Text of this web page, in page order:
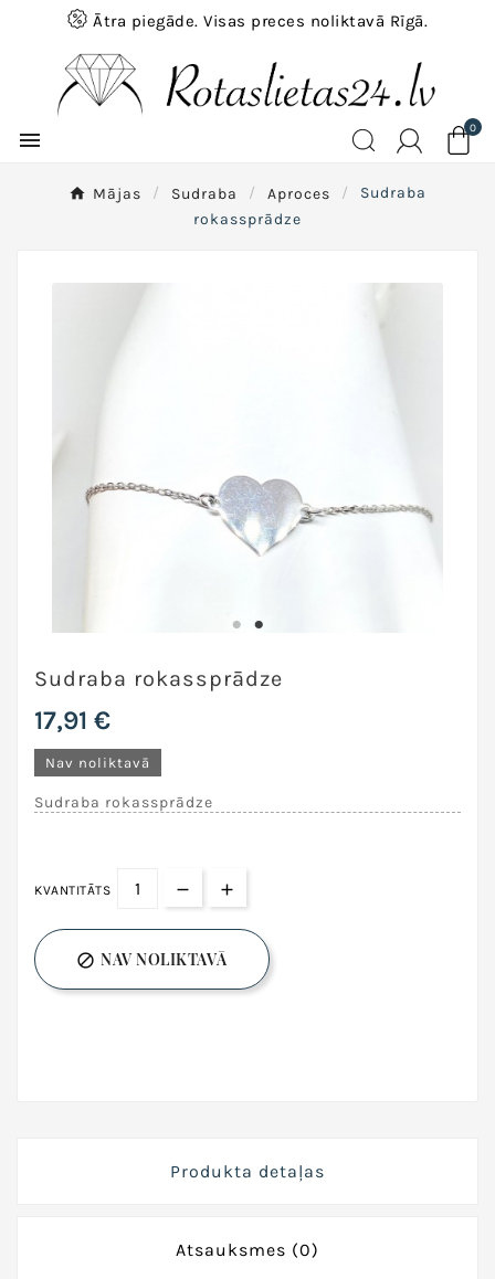
Ātra piegāde. Visas preces noliktavā Rīgā.
 0
Mājas Sudraba Aproces
Sudraba
rokassprādze
Sudraba rokassprādze
17,91 €
Nav noliktavā
Sudraba rokassprādze
KVANTITĀTS
 NAV NOLIKTAVĀ
Produkta detaļas
Atsauksmes (0)